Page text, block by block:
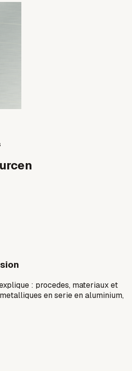
: procedes, materiaux et
en serie en aluminium,